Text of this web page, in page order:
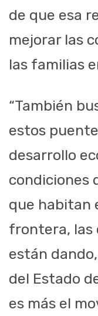
de que esa
mejorar las
las familias
“También
estos
desarrollo
condiciones
que habitan
frontera, las
están
del Estado
es más el